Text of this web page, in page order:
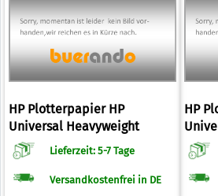
HP Plotterpapier HP
Universal Heavyweight
Coated Paper 131 g/qm
1067,0 mm x 30,5 m
Lieferzeit: 5-7 Tage
Versandkostenfrei in DE
HP
mm x